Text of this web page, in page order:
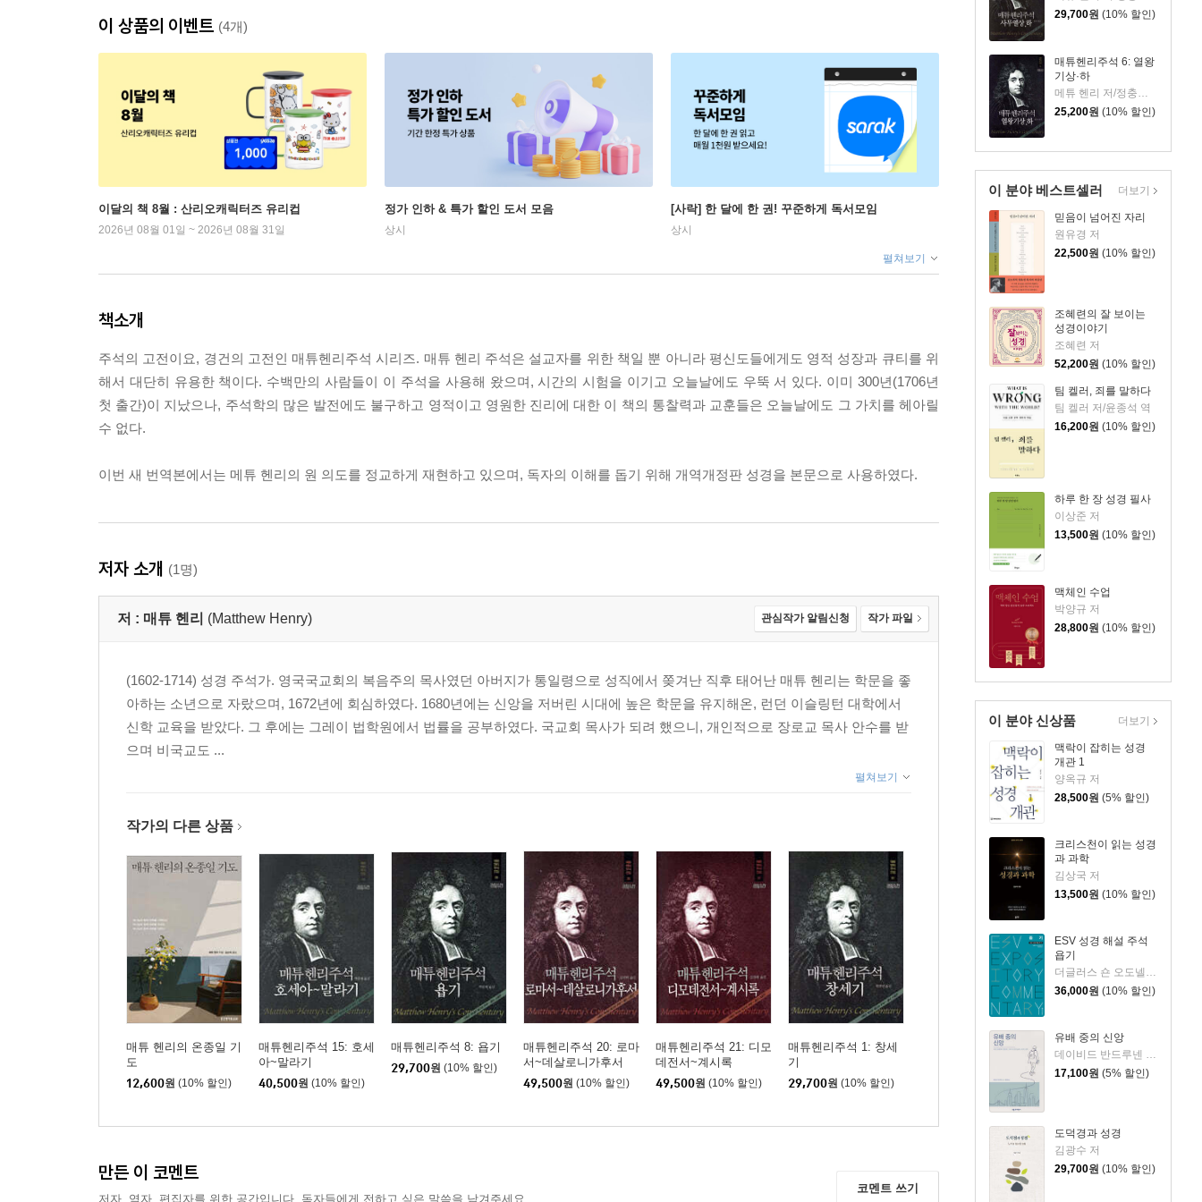
29,700원 (10% 할인)
매튜헨리주석 6: 열왕
기상·하
메튜 헨리 저/정충하 역
25,200원 (10% 할인)
이 분야 베스트셀러
믿음이 넘어진 자리
원유경 저
22,500원 (10% 할인)
조혜련의 잘 보이는
성경이야기
조혜련 저
52,200원 (10% 할인)
팀 켈러, 죄를 말하다
팀 켈러 저/윤종석 역
16,200원 (10% 할인)
하루 한 장 성경 필사
이상준 저
13,500원 (10% 할인)
맥체인 수업
박양규 저
28,800원 (10% 할인)
더보기
이 분야 신상품
맥락이 잡히는 성경
개관 1
양옥규 저
28,500원 (5% 할인)
크리스천이 읽는 성경
과 과학
김상국 저
13,500원 (10% 할인)
ESV 성경 해설 주석
욥기
더글러스 숀 오도넬 저/이언 두기드,제이 스클라,제임스 해밀턴 편/홍병룡 역
36,000원 (10% 할인)
유배 중의 신앙
데이비드 반드루넨 저/권대영 역
17,100원 (5% 할인)
도덕경과 성경
김광수 저
29,700원 (10% 할인)
더보기
이 상품의 이벤트 (4개)
이달의 책 8월 : 산리오캐릭터즈 유리컵
2026년 08월 01일 ~ 2026년 08월 31일
정가 인하 & 특가 할인 도서 모음
상시
[사락] 한 달에 한 권! 꾸준하게 독서모임
상시
펼쳐보기
책소개
주석의 고전이요, 경건의 고전인 매튜헨리주석 시리즈. 매튜 헨리 주석은 설교자를 위한 책일 뿐 아니라 평신도들에게도 영적 성장과 큐티를 위
해서 대단히 유용한 책이다. 수백만의 사람들이 이 주석을 사용해 왔으며, 시간의 시험을 이기고 오늘날에도 우뚝 서 있다. 이미 300년(1706년
첫 출간)이 지났으나, 주석학의 많은 발전에도 불구하고 영적이고 영원한 진리에 대한 이 책의 통찰력과 교훈들은 오늘날에도 그 가치를 헤아릴
수 없다.
이번 새 번역본에서는 메튜 헨리의 원 의도를 정교하게 재현하고 있으며, 독자의 이해를 돕기 위해 개역개정판 성경을 본문으로 사용하였다.
저자 소개 (1명)
저 : 매튜 헨리 (Matthew Henry) 관심작가 알림신청 작가 파일
(1602-1714) 성경 주석가. 영국국교회의 복음주의 목사였던 아버지가 통일령으로 성직에서 쫒겨난 직후 태어난 매튜 헨리는 학문을 좋
아하는 소년으로 자랐으며, 1672년에 회심하였다. 1680년에는 신앙을 저버린 시대에 높은 학문을 유지해온, 런던 이슬링턴 대학에서
신학 교육을 받았다. 그 후에는 그레이 법학원에서 법률을 공부하였다. 국교회 목사가 되려 했으니, 개인적으로 장로교 목사 안수를 받
으며 비국교도 ...
펼쳐보기
작가의 다른 상품
매튜 헨리의 온종일 기
도
12,600원 (10% 할인)
매튜헨리주석 15: 호세
아~말라기
40,500원 (10% 할인)
매튜헨리주석 8: 욥기
29,700원 (10% 할인)
매튜헨리주석 20: 로마
서~데살로니가후서
49,500원 (10% 할인)
매튜헨리주석 21: 디모
데전서~계시록
49,500원 (10% 할인)
매튜헨리주석 1: 창세
기
29,700원 (10% 할인)
만든 이 코멘트
저자, 역자, 편집자를 위한 공간입니다. 독자들에게 전하고 싶은 말씀을 남겨주세요.
코멘트 쓰기